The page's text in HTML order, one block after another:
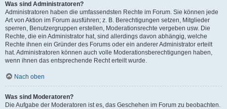
Was sind Administratoren?
Administratoren haben die umfassendsten Rechte im Forum. Sie können jede
Art von Aktion im Forum ausführen; z. B. Berechtigungen setzen, Mitglieder
sperren, Benutzergruppen erstellen, Moderationsrechte vergeben usw. Die
Rechte, die ein Administrator hat, sind allerdings davon abhängig, welche
Rechte ihnen ein Gründer des Forums oder ein anderer Administrator erteilt
hat. Administratoren können auch volle Moderationsberechtigungen haben,
wenn ihnen das entsprechende Recht erteilt wurde.
Nach oben
Was sind Moderatoren?
Die Aufgabe der Moderatoren ist es, das Geschehen im Forum zu beobachten.